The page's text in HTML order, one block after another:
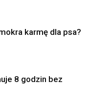
karmę dla psa?
8 godzin bez